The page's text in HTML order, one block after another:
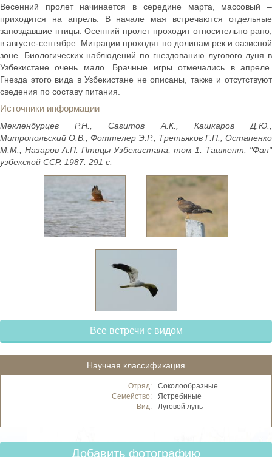
Весенний пролет начинается в середине марта, массовый –
приходится на апрель. В начале мая встречаются отдельные
запоздавшие птицы. Осенний пролет проходит относительно рано,
в августе-сентябре. Миграции проходят по долинам рек и оазисной
зоне. Биологических наблюдений по гнездованию лугового луня в
Узбекистане очень мало. Брачные игры отмечались в апреле.
Гнезда этого вида в Узбекистане не описаны, также и отсутствуют
сведения по составу питания.
Источники информации
Мекленбурцев Р.Н., Сагитов А.К., Кашкаров Д.Ю.,
Митропольский О.В., Фоттелер Э.Р., Третьяков Г.П., Остапенко
М.М., Назаров А.П. Птицы Узбекистана, том 1. Ташкент: "Фан"
узбекской ССР. 1987. 291 с.
Все встречи с видом
Научная классификация
Отряд:
Соколообразные
Семейство:
Ястребиные
Вид:
Луговой лунь
Добавить фотографию